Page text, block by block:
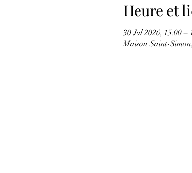
Heure et
30 Jul 2026, 15:00 –
Maison Saint-